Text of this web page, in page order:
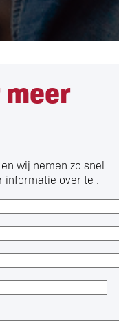
wij nemen zo snel
informatie overte .